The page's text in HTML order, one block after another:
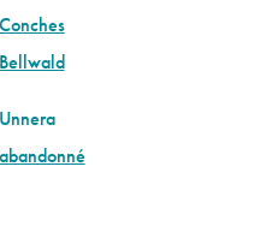
Conches
Bellwald
Unnera
abandonné